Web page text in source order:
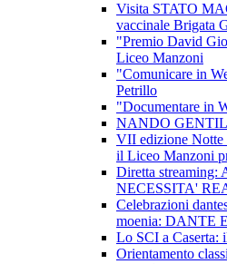
Visita STATO
vaccinale Brigata
"Premio David
Liceo Manzoni
"Comunicare in
Petrillo
"Documentare in
NANDO
VII edizione Notte
il Liceo Manzoni
Diretta
NECESSITA'
Celebrazioni
moenia: DANTE
Lo SCI a Caserta:
Orientamento